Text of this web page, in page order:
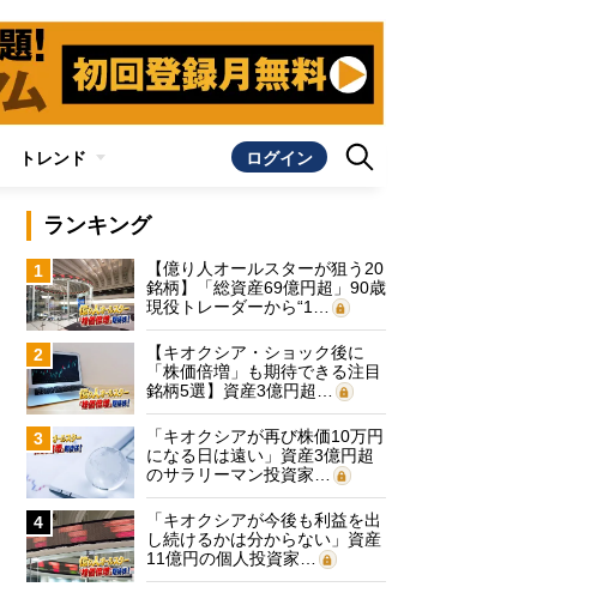
トレンド ログイン
ランキング
1
【億り人オールスターが狙う20
銘柄】「総資産69億円超」90歳
現役トレーダーから“1…
2
【キオクシア・ショック後に
「株価倍増」も期待できる注目
銘柄5選】資産3億円超…
3
「キオクシアが再び株価10万円
になる日は遠い」資産3億円超
のサラリーマン投資家…
4
「キオクシアが今後も利益を出
し続けるかは分からない」資産
11億円の個人投資家…